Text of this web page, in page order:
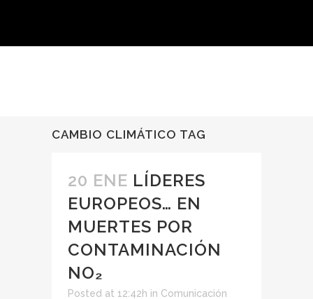
CAMBIO CLIMÁTICO TAG
20 ENE LÍDERES
EUROPEOS… EN
MUERTES POR
CONTAMINACIÓN
NO₂
Posted at 12:42h in Comunicación